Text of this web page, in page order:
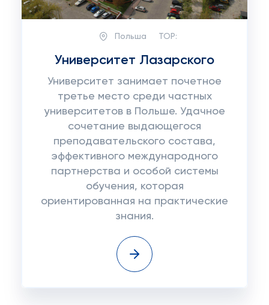
Польша TOP:
Университет Лазарского
Университет занимает почетное
третье место среди частных
университетов в Польше. Удачное
сочетание выдающегося
преподавательского состава,
эффективного международного
партнерства и особой системы
обучения, которая
ориентированная на практические
знания.